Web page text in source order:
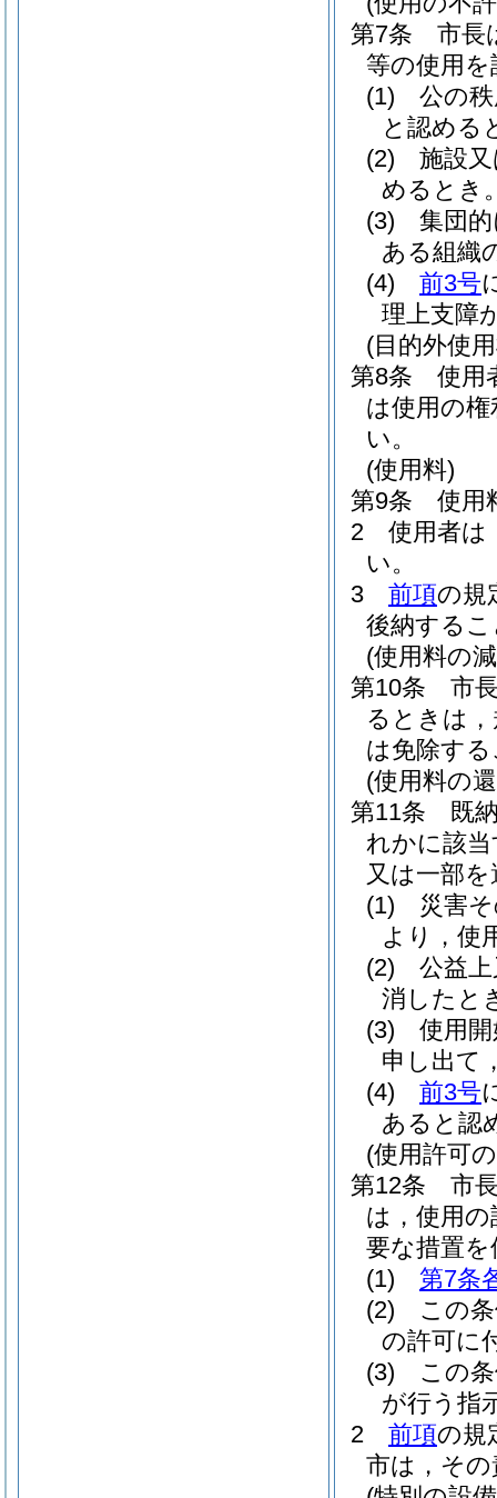
第7条
市長
等の使用
(1)
公の
と認める
(2)
施設
めるとき
(3)
集団
ある組織
(4)
前3号
理上支障
(目的外使
第8条
使用
は使用の
い。
(使用料)
第9条
使用
2
使用者は
い。
3
前項の規
後納する
(使用料の
第10条
市
るときは
は免除す
(使用料の
第11条
既
れかに該
又は一部
(1)
災害
より，使
(2)
公益
消したと
(3)
使用
申し出て
(4)
前3号
あると認
(使用許可
第12条
市
は，使用
要な措置
(1)
第7条
(2)
この
の許可に
(3)
この
が行う指
2
前項の規
市は，そ